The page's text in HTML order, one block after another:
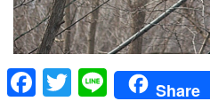
F
T
Li
Share